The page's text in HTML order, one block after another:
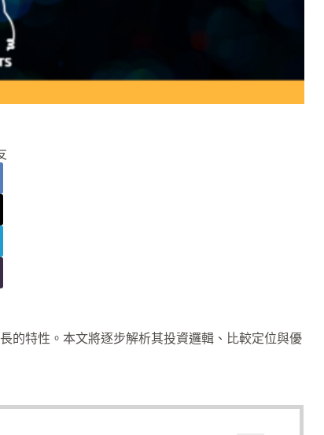
的特性。本文將逐步解析其投資邏輯、比較定位與優